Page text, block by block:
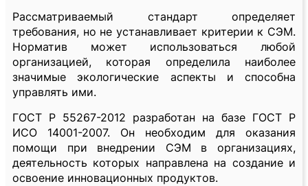
Рассматриваемый стандарт определяет
требования, но не устанавливает критерии к СЭМ.
Норматив может использоваться любой
организацией, которая определила наиболее
значимые экологические аспекты и способна
управлять ими.
ГОСТ Р 55267-2012 разработан на базе ГОСТ Р
ИСО 14001-2007. Он необходим для оказания
помощи при внедрении СЭМ в организациях,
деятельность которых направлена на создание и
освоение инновационных продуктов.